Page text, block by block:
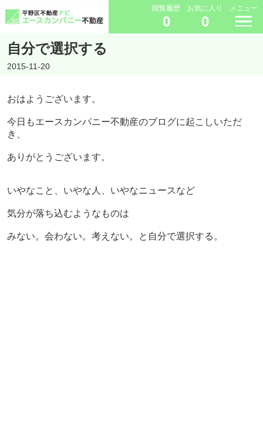
閲覧履歴
0
お気に入り
0
メニュー
自分で選択する
2015-11-20
おはようございます。
今日もエースカンパニー不動産のブログに起こしいただ
き、
ありがとうございます。
いやなこと、いやな人、いやなニュースなど
気分が落ち込むようなものは
みない。会わない。考えない。と自分で選択する。